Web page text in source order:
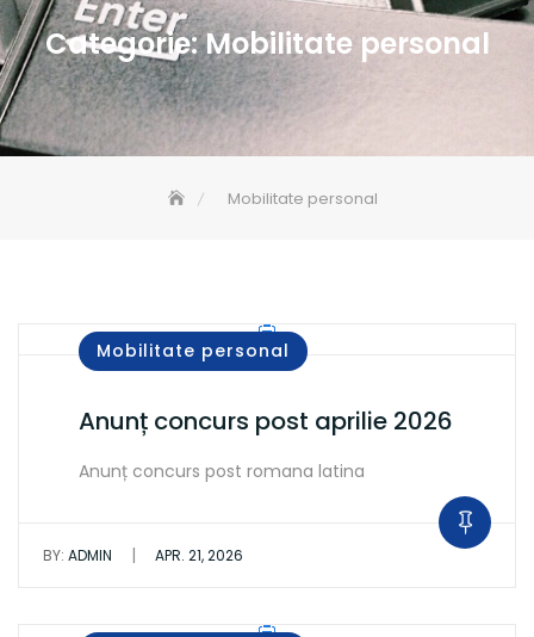
Categorie:Mobilitate personal
Mobilitate personal
Mobilitate personal
Anunț concurs post aprilie 2026
Anunț concurs post romana latina
BY: ADMIN | APR. 21, 2026